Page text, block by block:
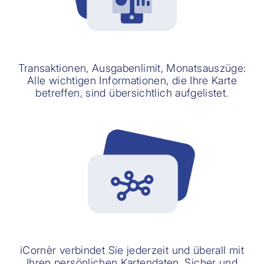
Transaktionen, Ausgabenlimit, Monatsauszüge:
Alle wichtigen Informationen, die Ihre Karte
betreffen, sind übersichtlich aufgelistet.
iCornèr verbindet Sie jederzeit und überall mit